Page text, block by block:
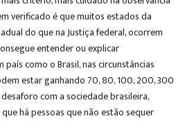
verificado é que muitos estados da
do que na Justiça federal, ocorrem
entender ou explicar
como o Brasil, nas circunstâncias
estar ganhando 70, 80, 100, 200, 300
com a sociedade brasileira,
há pessoas que não estão sequer